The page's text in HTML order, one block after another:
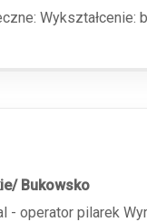
Wykształcenie:
Bukowsko
operator pilarek